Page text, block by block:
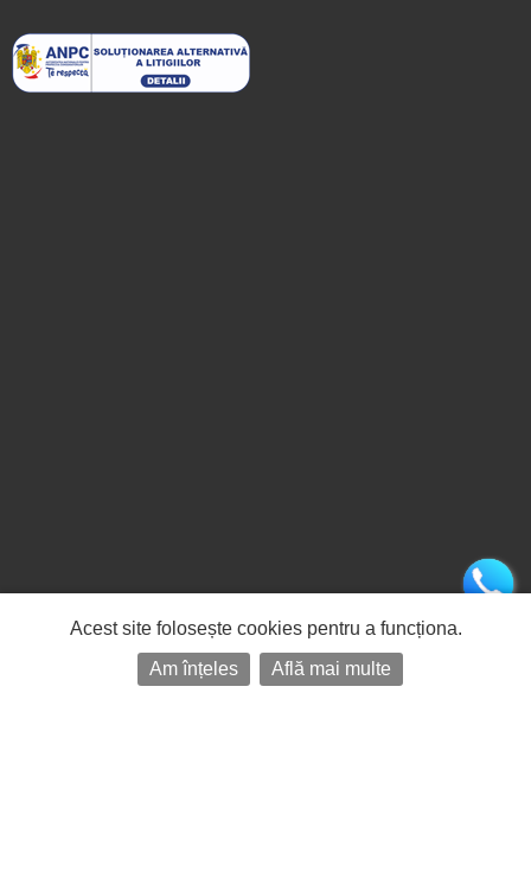
Acest site folosește cookies pentru a funcționa.
Am înțeles
Află mai multe